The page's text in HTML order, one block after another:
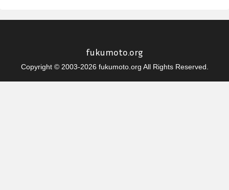
fukumoto.org
Copyright © 2003-2026 fukumoto.org All Rights Reserved.